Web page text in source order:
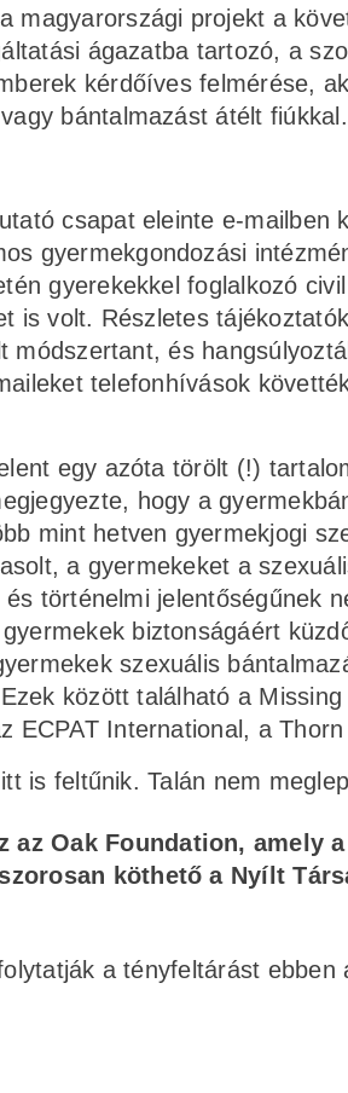
magyarországi projekt a
ágazatba tartozó, a
kérdőíves felmérése,
bántalmazást átélt fiúkkal.
csapat eleinte e-mailben
gyermekgondozási
gyerekekkel foglalkozó
is volt. Részletes
és
telefonhívások
egy azóta törölt (!)
hogy a
mint hetven gyermekjogi
a gyermekeket a
történelmi jelentőségűnek
biztonságáért
szexuális
között található a
ECPAT International, a
is feltűnik. Talán nem
az Oak Foundation, amely
köthető a Nyílt
a tényfeltárást ebben